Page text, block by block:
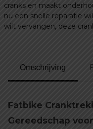
cranks en maakt
nu een snelle reparatie
wilt vervangen, deze
Omschrijving
Fatbike
Gereedschap